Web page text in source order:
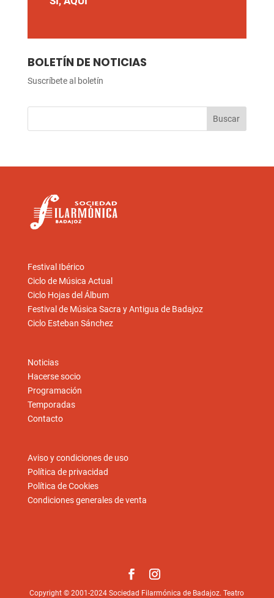
BOLETÍN DE NOTICIAS
Suscríbete al boletín
Festival Ibérico
Ciclo de Música Actual
Ciclo Hojas del Álbum
Festival de Música Sacra y Antigua de Badajoz
Ciclo Esteban Sánchez
Noticias
Hacerse socio
Programación
Temporadas
Contacto
Aviso y condiciones de uso
Política de privacidad
Política de Cookies
Condiciones generales de venta
Copyright © 2001-2024 Sociedad Filarmónica de Badajoz. Teatro